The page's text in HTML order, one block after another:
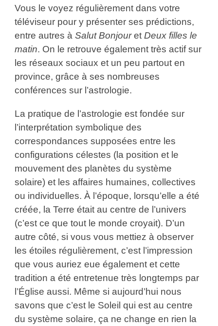
Vous le voyez régulièrement dans votre
téléviseur pour y présenter ses prédictions,
entre autres à Salut Bonjouret Deuxfilles le
matin. On le retrouve également très actif sur
les réseaux sociaux et un peu partout en
province, grâce à ses nombreuses
conférences sur l’astrologie.
La pratique de l’astrologie est fondée sur
l’interprétation symbolique des
correspondances supposées entre les
configurations célestes (la position et le
mouvement des planètes du système
solaire) et les affaires humaines, collectives
ou individuelles. À l’époque, lorsqu’elle a été
créée, la Terre était au centre de l’univers
(c’est ce que tout le monde croyait). D’un
autre côté, si vous vous mettiez à observer
les étoiles régulièrement, c’est l’impression
que vous auriez eue également et cette
tradition a été entretenue très longtemps par
l’Église aussi. Même si aujourd’hui nous
savons que c’est le Soleil qui est au centre
du système solaire, ça ne change en rien la